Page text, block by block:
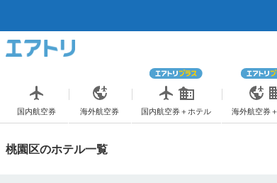
国内航空券 海外航空券 国内航空券＋ホテル 海外航空券
桃園区のホテル一覧